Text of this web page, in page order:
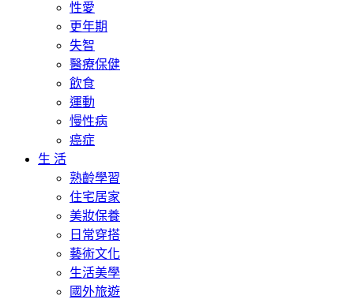
性愛
更年期
失智
醫療保健
飲食
運動
慢性病
癌症
生 活
熟齡學習
住宅居家
美妝保養
日常穿搭
藝術文化
生活美學
國外旅遊